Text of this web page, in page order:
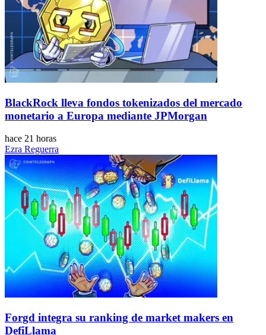
BlackRock lleva fondos tokenizados del mercado
monetario a Europa mediante JPMorgan
hace 21 horas
Ezra Reguerra
Forgd integra su ranking de market makers en
DefiLlama